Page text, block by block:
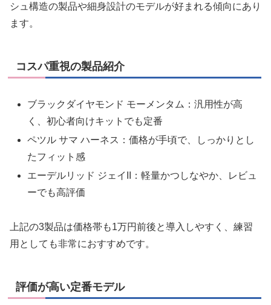
シュ構造の製品や細身設計のモデルが好まれる傾向にあり
ます。
コスパ重視の製品紹介
ブラックダイヤモンド モーメンタム：汎用性が高
く、初心者向けキットでも定番
ペツル サマ ハーネス：価格が手頃で、しっかりとし
たフィット感
エーデルリッド ジェイII：軽量かつしなやか、レビュ
ーでも高評価
上記の3製品は価格帯も1万円前後と導入しやすく、練習
用としても非常におすすめです。
評価が高い定番モデル